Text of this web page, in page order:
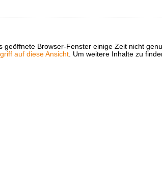
Browser-Fenster einige Zeit nicht
auf diese Ansicht. Um weitere Inhalte zu